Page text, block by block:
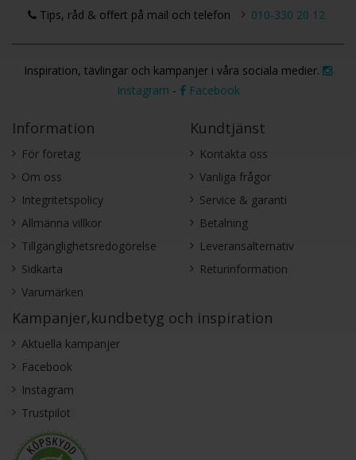
Tips, råd & offert på mail och telefon
010-330 20 12
Inspiration, tävlingar och kampanjer i våra sociala medier.
Instagram - Facebook
Information
För företag
Om oss
Integritetspolicy
Allmänna villkor
Tillgänglighetsredogörelse
Sidkarta
Varumärken
Kundtjänst
Kontakta oss
Vanliga frågor
Service & garanti
Betalning
Leveransalternativ
Returinformation
Kampanjer,kundbetyg och inspiration
Aktuella kampanjer
Facebook
Instagram
Trustpilot